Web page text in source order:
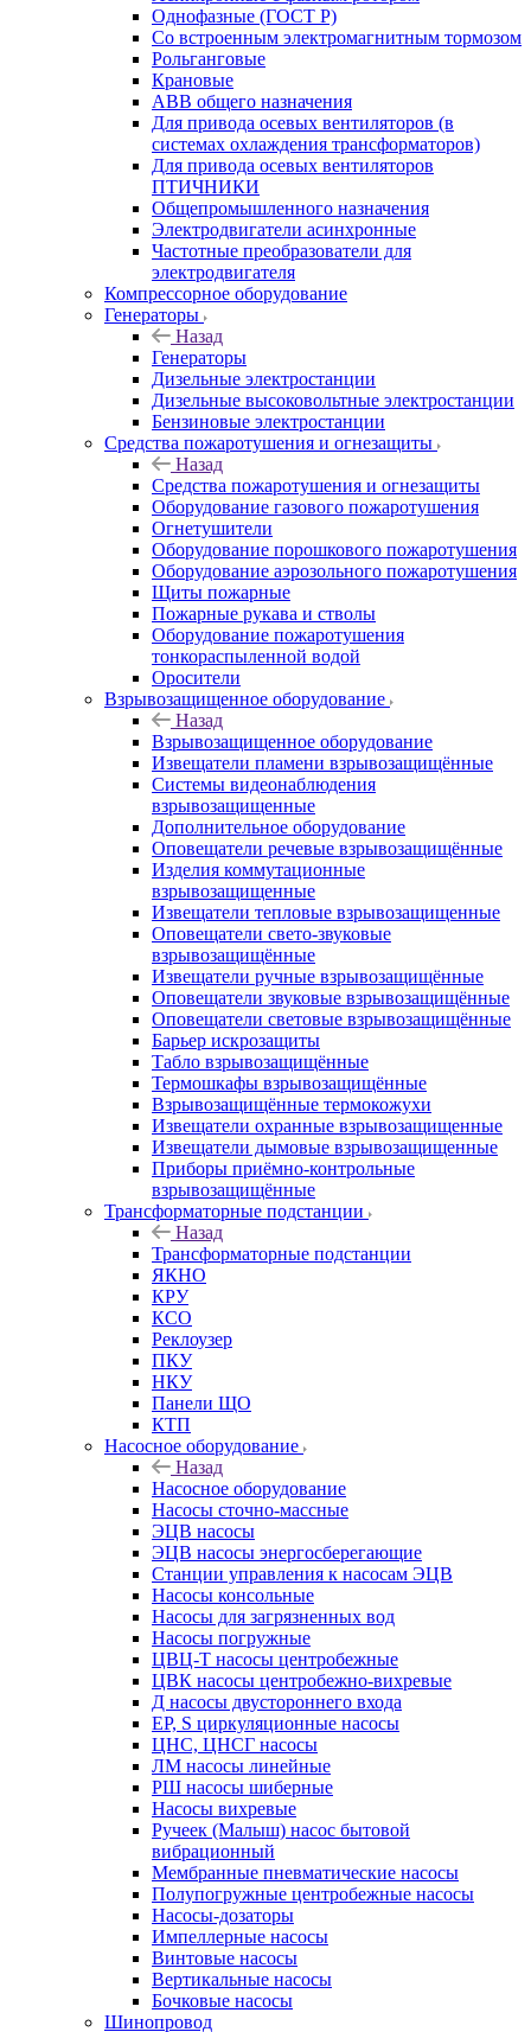
Однофазные (ГОСТ Р)
Со встроенным электромагнитным тормозом
Рольганговые
Крановые
АВВ общего назначения
Для привода осевых вентиляторов (в
системах охлаждения трансформаторов)
Для привода осевых вентиляторов
ПТИЧНИКИ
Общепромышленного назначения
Электродвигатели асинхронные
Частотные преобразователи для
электродвигателя
Компрессорное оборудование
Генераторы
Назад
Генераторы
Дизельные электростанции
Дизельные высоковольтные электростанции
Бензиновые электростанции
Средства пожаротушения и огнезащиты
Назад
Средства пожаротушения и огнезащиты
Оборудование газового пожаротушения
Огнетушители
Оборудование порошкового пожаротушения
Оборудование аэрозольного пожаротушения
Щиты пожарные
Пожарные рукава и стволы
Оборудование пожаротушения
тонкораспыленной водой
Оросители
Взрывозащищенное оборудование
Назад
Взрывозащищенное оборудование
Извещатели пламени взрывозащищённые
Системы видеонаблюдения
взрывозащищенные
Дополнительное оборудование
Оповещатели речевые взрывозащищённые
Изделия коммутационные
взрывозащищенные
Извещатели тепловые взрывозащищенные
Оповещатели свето-звуковые
взрывозащищённые
Извещатели ручные взрывозащищённые
Оповещатели звуковые взрывозащищённые
Оповещатели световые взрывозащищённые
Барьер искрозащиты
Табло взрывозащищённые
Термошкафы взрывозащищённые
Взрывозащищённые термокожухи
Извещатели охранные взрывозащищенные
Извещатели дымовые взрывозащищенные
Приборы приёмно-контрольные
взрывозащищённые
Трансформаторные подстанции
Назад
Трансформаторные подстанции
ЯКНО
КРУ
КСО
Реклоузер
ПКУ
НКУ
Панели ЩО
КТП
Насосное оборудование
Назад
Насосное оборудование
Насосы сточно-массные
ЭЦВ насосы
ЭЦВ насосы энергосберегающие
Станции управления к насосам ЭЦВ
Насосы консольные
Насосы для загрязненных вод
Насосы погружные
ЦВЦ-Т насосы центробежные
ЦВК насосы центробежно-вихревые
Д насосы двустороннего входа
EP, S циркуляционные насосы
ЦНС, ЦНСГ насосы
ЛМ насосы линейные
РШ насосы шиберные
Насосы вихревые
Ручеек (Малыш) насос бытовой
вибрационный
Мембранные пневматические насосы
Полупогружные центробежные насосы
Насосы-дозаторы
Импеллерные насосы
Винтовые насосы
Вертикальные насосы
Бочковые насосы
Шинопровод